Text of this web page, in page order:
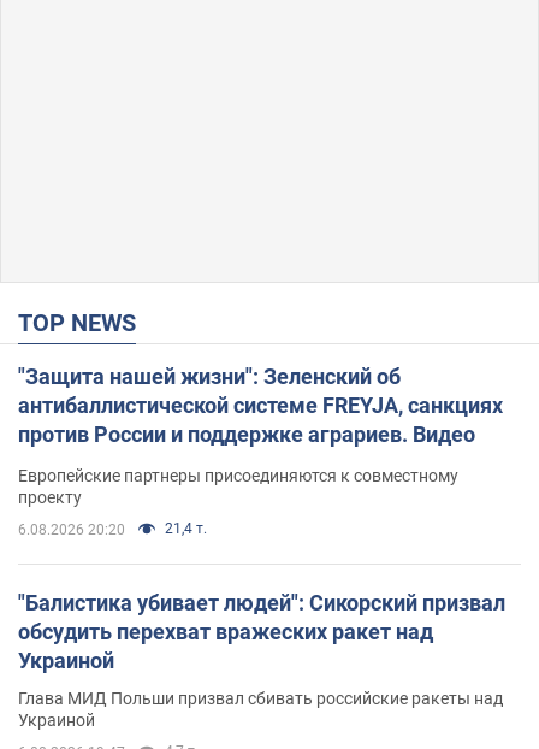
TOP NEWS
"Защита нашей жизни": Зеленский об
антибаллистической системе FREYJA, санкциях
против России и поддержке аграриев. Видео
Европейские партнеры присоединяются к совместному
проекту
6.08.2026 20:20 21,4 т.
"Балистика убивает людей": Сикорский призвал
обсудить перехват вражеских ракет над
Украиной
Глава МИД Польши призвал сбивать российские ракеты над
Украиной